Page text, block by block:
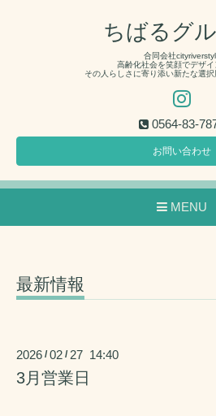
ちばるグ
合同会社
高齢化社会を笑顔でデザイ
その人らしさに寄り添い新たな選
0564-83-
お問い合わせ
MENU
最新情報
2026 /02 / 27 14:40
3月営業日